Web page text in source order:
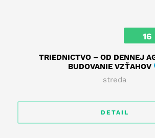
16
TRIEDNICTVO – OD DENNEJ
BUDOVANIE VZŤAHOV
streda
DETAIL